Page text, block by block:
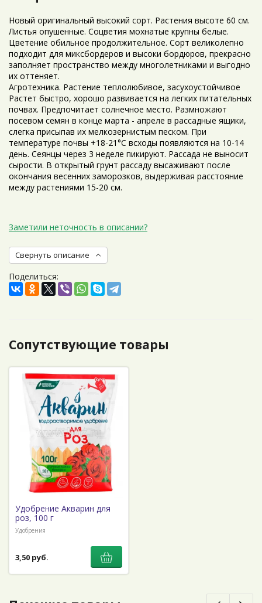
Новый оригинальный высокий сорт. Растения высоте 60 см.
Листья опушенные. Соцветия мохнатые крупны белые.
Цветение обильное продолжительное. Сорт великолепно
подходит для миксбордеров и высоки бордюров, прекрасно
заполняет пространство между многолетниками и выгодно
их оттеняет.
Агротехника. Растение теплолюбивое, засухоустойчивое
Растет быстро, хорошо развивается на легких питательных
почвах. Предпочитает солнечное место. Размножают
посевом семян в конце марта - апреле в рассадные ящики,
слегка присыпав их мелкозернистым песком. При
температуре почвы +18-21°С всходы появляются на 10-14
день. Сеянцы через 3 неделе пикируют. Рассада не выносит
сырости. В открытый грунт рассаду высаживают после
окончания весенних заморозков, выдерживая расстояние
между растениями 15-20 см.
Заметили неточность в описании?
Свернуть описание
Поделиться:
Сопутствующие товары
Удобрение Акварин для
роз, 100 г
Удобрения
3,50 руб.